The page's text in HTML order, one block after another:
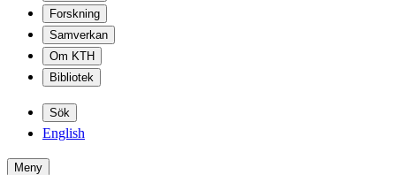
Forskning
Samverkan
Om KTH
Bibliotek
Sök
English
Meny